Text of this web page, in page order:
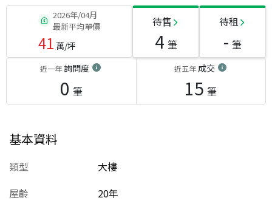
2026年/04月
最新平均單價
41 萬/坪
待售
4 筆
待租
- 筆
近一年詢問度
0 筆
近五年成交
15 筆
基本資料
類型
大樓
屋齡
20年